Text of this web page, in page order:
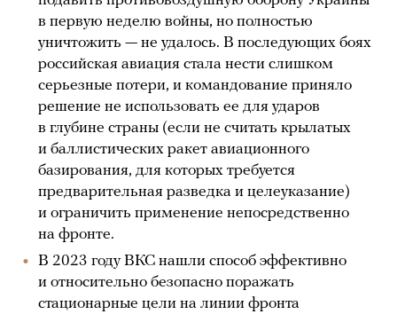
в первую неделю войны, но полностью
уничтожить — не удалось. В последующих боях
российская авиация стала нести слишком
серьезные потери, и командование приняло
решение не использовать ее для ударов
в глубине страны (если не считать крылатых
и баллистических ракет авиационного
базирования, для которых требуется
предварительная разведка и целеуказание)
и ограничить применение непосредственно
на фронте.
В 2023 году ВКС нашли способ эффективно
и относительно безопасно поражать
стационарные цели на линии фронта